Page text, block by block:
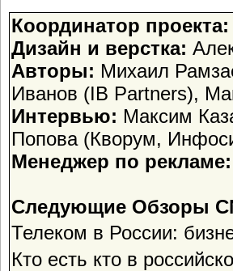
Координатор проекта:
Дизайн и верстка:
Авторы: Михаил
Иванов (IB Partners),
Интервью: Максим
Попова (Кворум,
Менеджер по рекламе:
Следующие Обзоры
Телеком в России:
Кто есть кто в